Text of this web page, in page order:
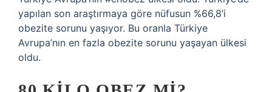
yapılan son araştırmaya göre nüfusun %66,8’i
obezite sorunu yaşıyor. Bu oranla Türkiye
Avrupa’nın en fazla obezite sorunu yaşayan ülkesi
oldu.